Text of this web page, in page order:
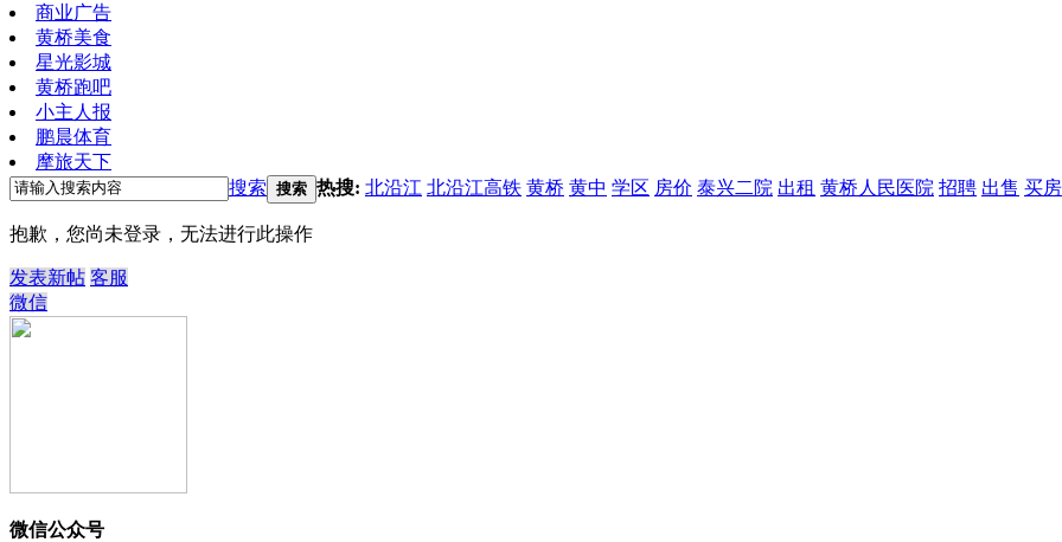
商业广告
黄桥美食
星光影城
黄桥跑吧
小主人报
鹏晨体育
摩旅天下
搜索 搜索 热搜: 北沿江 北沿江高铁 黄桥 黄中 学区 房价 泰兴二院 出租 黄桥人民医院 招聘 出售 买房
抱歉，您尚未登录，无法进行此操作
发表新帖 客服
微信
微信公众号